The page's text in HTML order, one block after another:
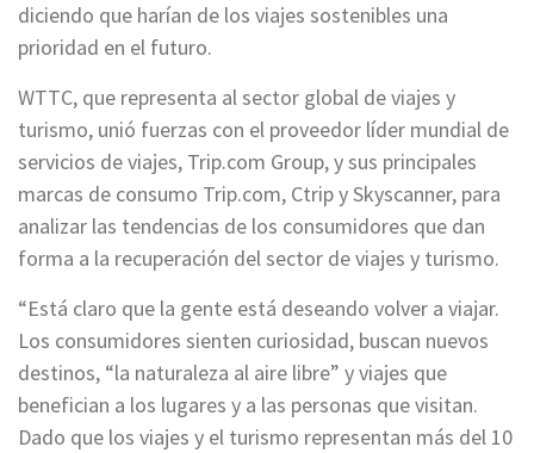
diciendo que harían de los viajes sostenibles una
prioridad en el futuro.
WTTC, que representa al sector global de viajes y
turismo, unió fuerzas con el proveedor líder mundial de
servicios de viajes, Trip.com Group, y sus principales
marcas de consumo Trip.com, Ctrip y Skyscanner, para
analizar las tendencias de los consumidores que dan
forma a la recuperación del sector de viajes y turismo.
“Está claro que la gente está deseando volver a viajar.
Los consumidores sienten curiosidad, buscan nuevos
destinos, “la naturaleza al aire libre” y viajes que
benefician a los lugares y a las personas que visitan.
Dado que los viajes y el turismo representan más del 10